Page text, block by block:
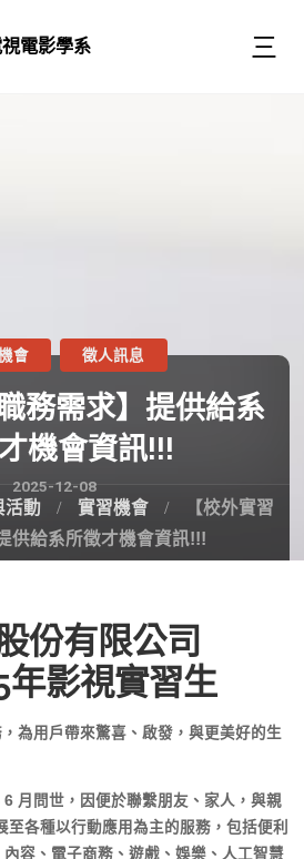
電影學系
務需求】提供給系
機會資訊!!!
2025-12-08
會 徵人訊息
活動 實習機會
【校外實習
供給系所​徵才機會資訊!!!
份有限公司
年影視實習生
為用戶帶來驚喜、啟發，與更美好的生
月問世，因便於聯繫朋友、家人，與親
至各種以行動應用為主的服務，包括便利
容、電子商務、遊戲、娛樂、人工智慧